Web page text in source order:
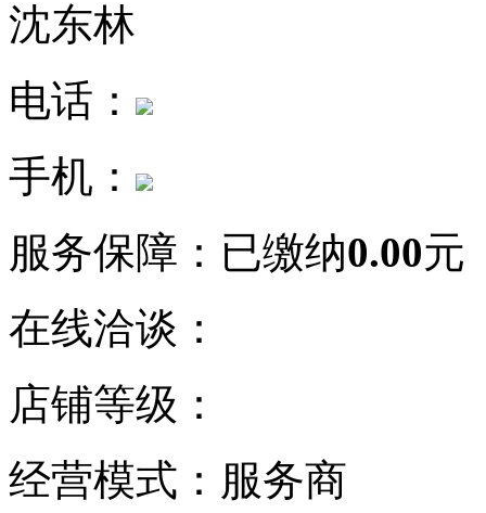
沈东林
电话：
手机：
服务保障： 已缴纳0.00元
在线洽谈：
店铺等级：
经营模式：服务商